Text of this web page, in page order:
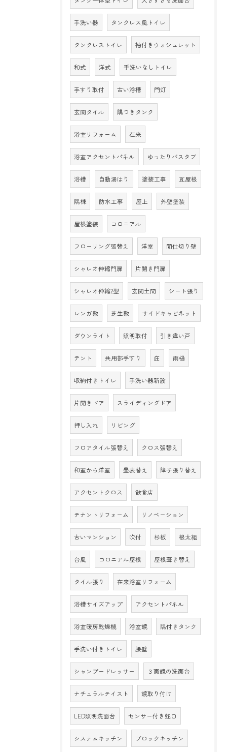
手洗い器 タンクレス風トイレ
タンクレストイレ 袖付きウォシュレット
和式 洋式 手洗いなしトイレ
手すり取付 古い浴槽 門灯
玄関タイル 隅つきタンク
浴室リフォーム 在来
浴室アクセントパネル ゆったりバスタブ
浴槽 自動湯はり 塗装工事 瓦屋根
隅棟 防水工事 屋上 外壁塗装
屋根塗装 コロニアル
フローリング張替え 洋室 間仕切り壁
シャレオ伸縮門扉 片開き門扉
シャレオ伸縮2型 玄関土間 シート張り
レンガ敷 芝生敷 サイドキャビネット
ダウンライト 照明取付 引き違い戸
テント 共用部手すり 庇 雨樋
収納付きトイレ 手洗い器新設
片開きドア スライディングドア
押し入れ リビング
フロアタイル張替え クロス張替え
和室から洋室 畳表替え 障子張り替え
アクセントクロス 飲食店
テナントリフォーム リノベーション
古いマンション 吹付 杉板 根太組
台風 コロニアル屋根 屋根葺き替え
タイル張り 在来浴室リフォーム
浴槽サイズアップ アクセントパネル
浴室暖房乾燥機 浴室鏡 隅付きタンク
手洗い付きトイレ 腰壁
シャンプードレッサー ３面鏡の洗面台
ナチュラルテイスト 鏡取り付け
LED照明洗面台 センサー付き蛇口
システムキッチン ブロックキッチン